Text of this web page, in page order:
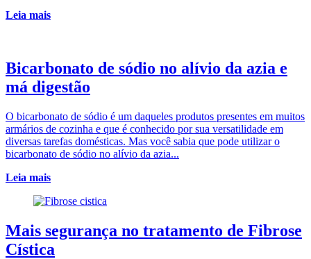
Leia mais
Bicarbonato de sódio no alívio da azia e
má digestão
O bicarbonato de sódio é um daqueles produtos presentes em muitos
armários de cozinha e que é conhecido por sua versatilidade em
diversas tarefas domésticas. Mas você sabia que pode utilizar o
bicarbonato de sódio no alívio da azia...
Leia mais
Mais segurança no tratamento de Fibrose
Cística